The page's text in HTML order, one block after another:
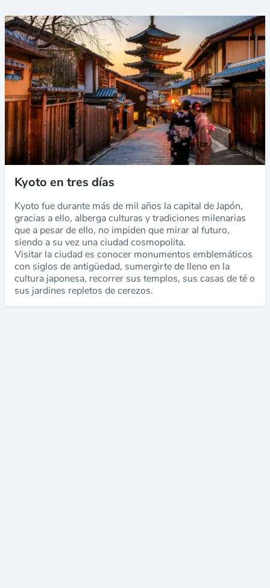
Kyoto en tres días
Kyoto fue durante más de mil años la capital de Japón,
gracias a ello, alberga culturas y tradiciones milenarias
que a pesar de ello, no impiden que mirar al futuro,
siendo a su vez una ciudad cosmopolita.
Visitar la ciudad es conocer monumentos emblemáticos
con siglos de antigüedad, sumergirte de lleno en la
cultura japonesa, recorrer sus templos, sus casas de té o
sus jardines repletos de cerezos.